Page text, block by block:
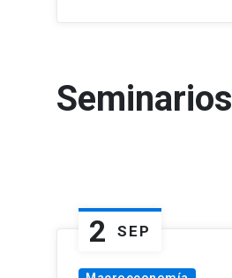
Seminarios
2 SEP